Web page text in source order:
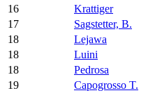
16
Krattiger
17
Sagstetter, B.
18
Lejawa
18
Luini
18
Pedrosa
19
Capogrosso T.